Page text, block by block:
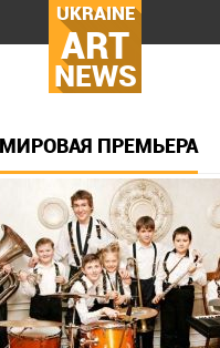
UKRAINE
ART
NEWS
ПРЕМЬЕРА